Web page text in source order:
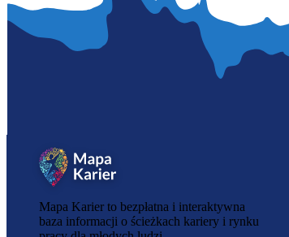
Mapa Karier to bezpłatna i interaktywna
baza informacji o ścieżkach kariery i rynku